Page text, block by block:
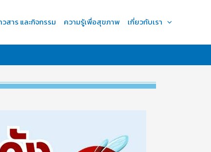
วสาร และกิจกรรม ความรู้เพื่อสุขภาพ เกี่ยวกับเรา